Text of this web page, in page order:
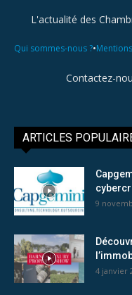
L'actualité des
Qui sommes-nous ?•
Contactez-
ARTICLES
9
4 janvier